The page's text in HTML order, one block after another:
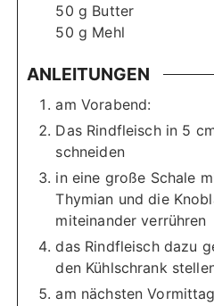
50 g Butter
50 g Mehl
ANLEITUNGEN
am Vorabend:
Das Rindfleisch in 5
schneiden
in eine große Schale
Thymian und die
miteinander verrühren
das Rindfleisch dazu
den Kühlschrank
am nächsten